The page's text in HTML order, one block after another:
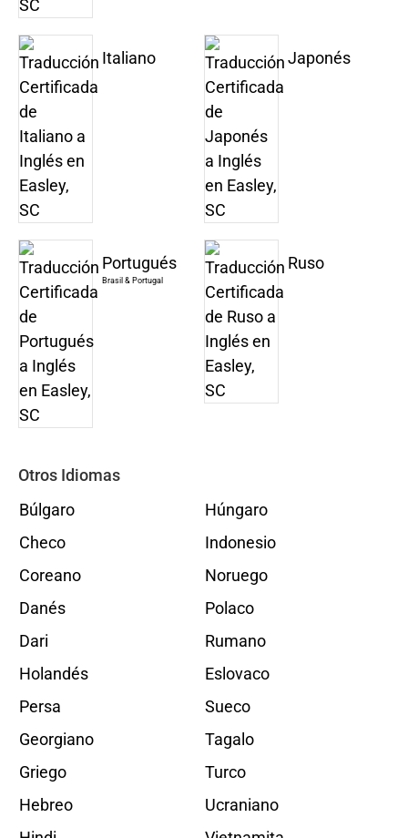
Italiano Japonés
Portugués
Brasil & Portugal
Ruso
Otros Idiomas
Búlgaro
Checo
Coreano
Danés
Dari
Holandés
Persa
Georgiano
Griego
Hebreo
Húngaro
Indonesio
Noruego
Polaco
Rumano
Eslovaco
Sueco
Tagalo
Turco
Ucraniano